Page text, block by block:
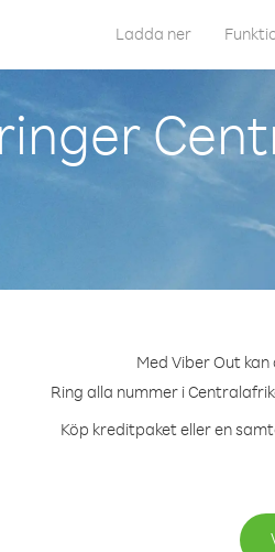
Ladda ner
Med Viber Out
Ring alla nummer i
Köp kreditpaket eller en